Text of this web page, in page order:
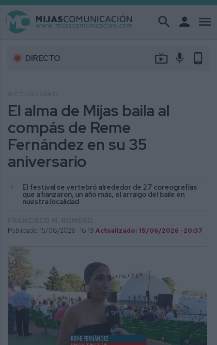
search person menu
DIRECTO live_tv mic phone_android
El alma de Mijas baila al
compás de Reme
Fernández en su 35
aniversario
El festival se vertebró alrededor de 27 coreografías
que afianzaron, un año más, el arraigo del baile en
nuestra localidad
Publicado: 15/06/2026 · 16:19 Actualizado: 15/06/2026 · 20:37